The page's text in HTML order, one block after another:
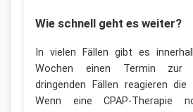
Wie schnell geht es weiter?
In vielen Fällen gibt es
Wochen einen Termin zur
dringenden Fällen reagieren die
Wenn eine CPAP-Therapie